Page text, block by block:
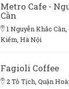
Metro Cafe -
Cần
1 Nguyễn Khắc Cần,
Kiếm, Hà Nội
Fagioli Coffee
2 Tô Tịch, Quận